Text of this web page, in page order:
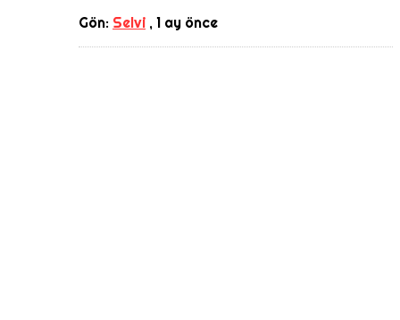
Gön: Selvi ,1 ay önce